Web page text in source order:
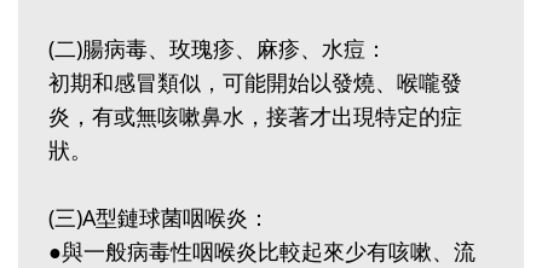
(二)腸病毒、玫瑰疹、麻疹、水痘：
初期和感冒類似，可能開始以發燒、喉嚨發
炎，有或無咳嗽鼻水，接著才出現特定的症
狀。
(三)A型鏈球菌咽喉炎：
●與一般病毒性咽喉炎比較起來少有咳嗽、流